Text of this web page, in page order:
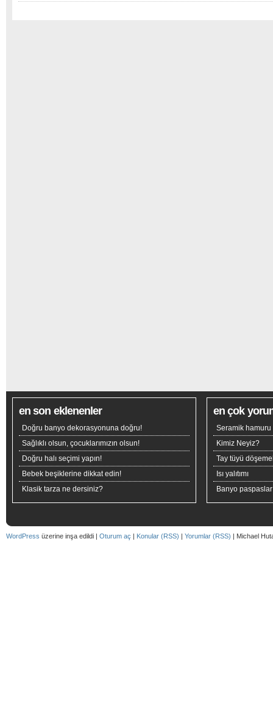
en son eklenenler
Doğru banyo dekorasyonuna doğru!
Sağlıklı olsun, çocuklarımızın olsun!
Doğru halı seçimi yapın!
Bebek beşiklerine dikkat edin!
Klasik tarza ne dersiniz?
en çok
Seramik hamuru
Kimiz Neyiz?
Tay tüyü
Isı yalıtımı
Banyo
WordPress üzerine inşa edildi | Oturum aç | Konular (RSS) | Yorumlar (RSS) | Michael